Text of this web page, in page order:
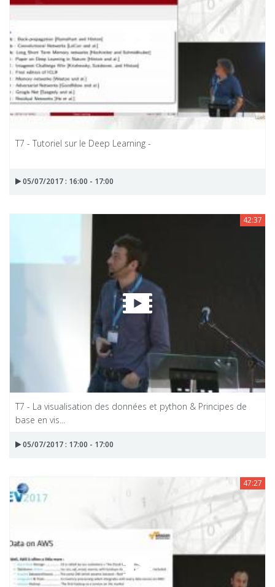
T7 - Tutoriel sur le Deep Learning -
05/07/2017 : 16:00 - 17:00
42:37
T7 - La visualisation des données et python & Principes de
base en vis...
05/07/2017 : 17:00 - 17:00
47:27